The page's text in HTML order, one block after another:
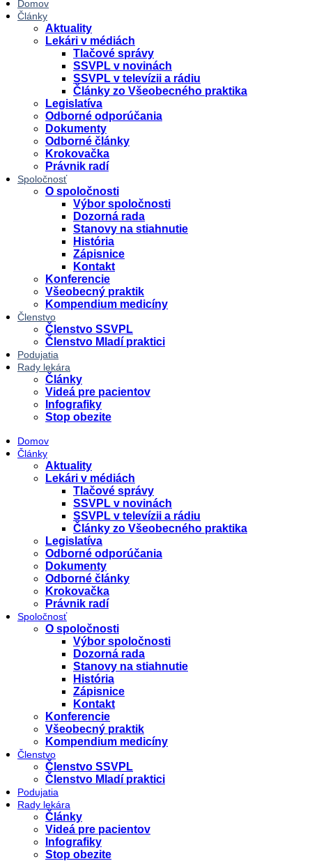
Domov
Články
Aktuality
Lekári v médiách
Tlačové správy
SSVPL v novinách
SSVPL v televízii a rádiu
Články zo Všeobecného praktika
Legislatíva
Odborné odporúčania
Dokumenty
Odborné články
Krokovačka
Právnik radí
Spoločnosť
O spoločnosti
Výbor spoločnosti
Dozorná rada
Stanovy na stiahnutie
História
Zápisnice
Kontakt
Konferencie
Všeobecný praktik
Kompendium medicíny
Členstvo
Členstvo SSVPL
Členstvo Mladí praktici
Podujatia
Rady lekára
Články
Videá pre pacientov
Infografiky
Stop obezite
Domov
Články
Aktuality
Lekári v médiách
Tlačové správy
SSVPL v novinách
SSVPL v televízii a rádiu
Články zo Všeobecného praktika
Legislatíva
Odborné odporúčania
Dokumenty
Odborné články
Krokovačka
Právnik radí
Spoločnosť
O spoločnosti
Výbor spoločnosti
Dozorná rada
Stanovy na stiahnutie
História
Zápisnice
Kontakt
Konferencie
Všeobecný praktik
Kompendium medicíny
Členstvo
Členstvo SSVPL
Členstvo Mladí praktici
Podujatia
Rady lekára
Články
Videá pre pacientov
Infografiky
Stop obezite